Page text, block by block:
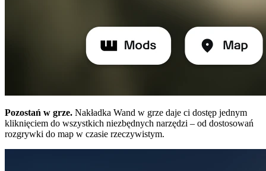
Pozostań w grze. Nakładka Wand w grze daje ci dostęp jednym
kliknięciem do wszystkich niezbędnych narzędzi – od dostosowań
rozgrywki do map w czasie rzeczywistym.